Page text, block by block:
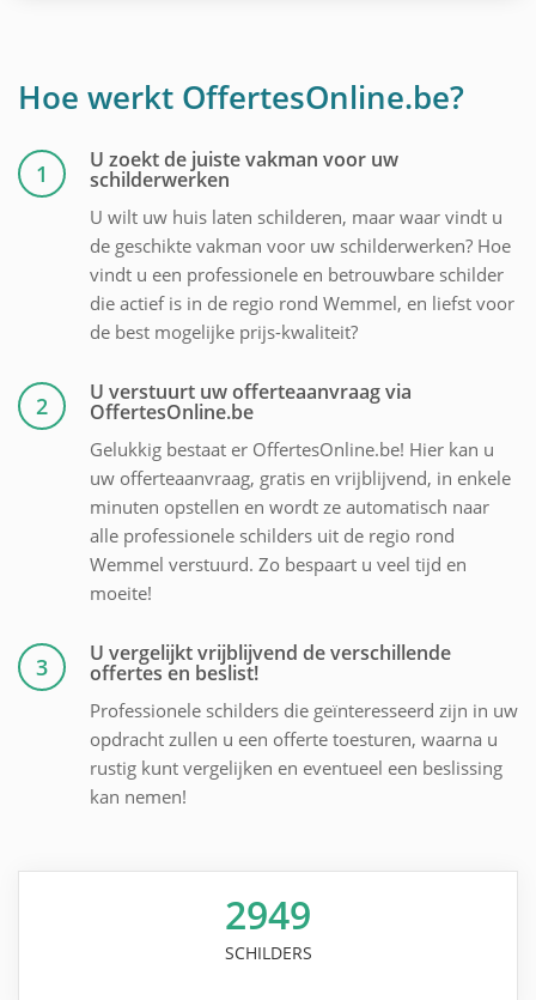
Hoe werkt OffertesOnline.be?
1 U zoekt de juiste vakman voor uw
schilderwerken
U wilt uw huis laten schilderen, maar waar vindt u
de geschikte vakman voor uw schilderwerken? Hoe
vindt u een professionele en betrouwbare schilder
die actief is in de regio rond Wemmel, en liefst voor
de best mogelijke prijs-kwaliteit?
2 U verstuurt uw offerteaanvraag via
OffertesOnline.be
Gelukkig bestaat er OffertesOnline.be! Hier kan u
uw offerteaanvraag, gratis en vrijblijvend, in enkele
minuten opstellen en wordt ze automatisch naar
alle professionele schilders uit de regio rond
Wemmel verstuurd. Zo bespaart u veel tijd en
moeite!
3 U vergelijkt vrijblijvend de verschillende
offertes en beslist!
Professionele schilders die geïnteresseerd zijn in uw
opdracht zullen u een offerte toesturen, waarna u
rustig kunt vergelijken en eventueel een beslissing
kan nemen!
2949
SCHILDERS